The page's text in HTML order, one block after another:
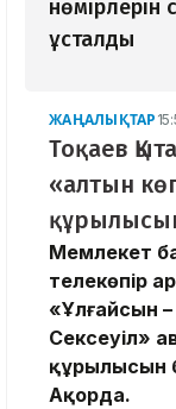
нөмірлерін
ұсталды
ЖАҢАЛЫҚТАР
Тоқаев
«алтын
Мемлекет
телекөпір
«Ұлғайсын
Сексеуіл»
құрылысын
Ақорда.